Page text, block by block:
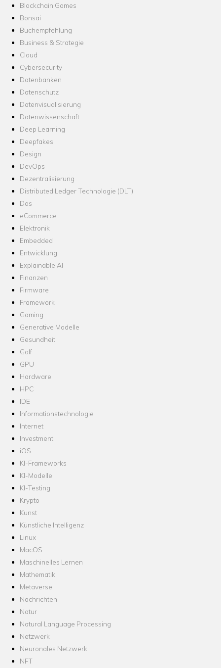
Blockchain Games
Bonsai
Buchempfehlung
Business & Strategie
Cloud
Cybersecurity
Datenbanken
Datenschutz
Datenvisualisierung
Datenwissenschaft
Deep Learning
Deepfakes
Design
DevOps
Dezentralisierung
Distributed Ledger Technologie (DLT)
Dos
eCommerce
Elektronik
Embedded
Entwicklung
Explainable AI
Finanzen
Firmware
Framework
Gaming
Generative Modelle
Gesundheit
Golf
GPU
Hardware
HPC
IDE
Informationstechnologie
Internet
Investment
iOS
KI-Frameworks
KI-Modelle
KI-Testing
Krypto
Kunst
Künstliche Intelligenz
Linux
MacOS
Maschinelles Lernen
Mathematik
Metaverse
Nachrichten
Natur
Natural Language Processing
Netzwerk
Neuronales Netzwerk
NFT